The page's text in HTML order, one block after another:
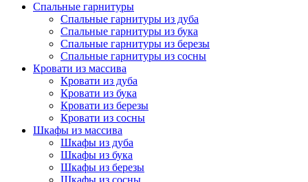
Спальные гарнитуры
Спальные гарнитуры из дуба
Спальные гарнитуры из бука
Спальные гарнитуры из березы
Спальные гарнитуры из сосны
Кровати из массива
Кровати из дуба
Кровати из бука
Кровати из березы
Кровати из сосны
Шкафы из массива
Шкафы из дуба
Шкафы из бука
Шкафы из березы
Шкафы из сосны